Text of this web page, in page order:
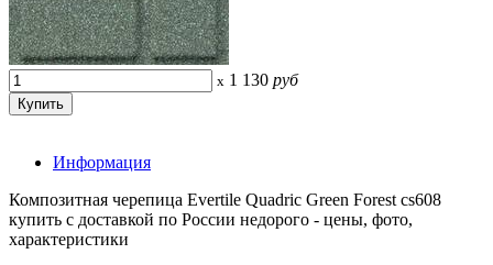
x 1 130 руб
Информация
Композитная черепица Evertile Quadric Green Forest cs608
купить с доставкой по России недорого - цены, фото,
характеристики